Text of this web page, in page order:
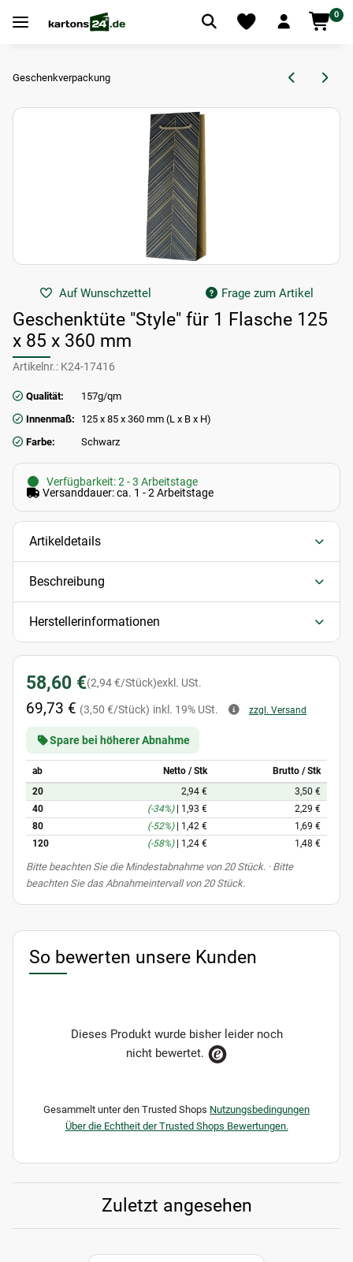
0
Geschenkverpackung
Auf Wunschzettel Frage zum Artikel
Geschenktüte "Style" für 1 Flasche 125
x 85 x 360 mm
Artikelnr.: K24-17416
Qualität:
157g/qm
Innenmaß:
125 x 85 x 360 mm (L x B x H)
Farbe:
Schwarz
Verfügbarkeit: 2 - 3 Arbeitstage
Versanddauer: ca. 1 - 2 Arbeitstage
Artikeldetails
Beschreibung
Herstellerinformationen
58,60 €(2,94 €/Stück)exkl. USt.
69,73 € (3,50 €/Stück) inkl. 19% USt. zzgl. Versand
Spare bei höherer Abnahme
ab Netto / Stk
Brutto / Stk
20
2,94 €
3,50 €
40
(-34%) 1,93 €
2,29 €
80
(-52%) 1,42 €
1,69 €
120
(-58%) 1,24 € 1,48 €
xBitte beachten Sie die Mindestabnahme von 20 Stück. · Bitte
beachten Sie das Abnahmeintervall von 20 Stück.
So bewerten unsere Kunden
Dieses Produkt wurde bisher leider noch
nicht bewertet.
Gesammelt unter den Trusted Shops Nutzungsbedingungen
Über die Echtheit der Trusted Shops Bewertungen.
Zuletzt angesehen